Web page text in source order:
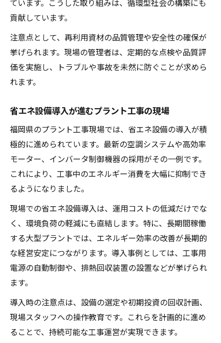
貢献しています。
注意点として、再利用資材の品質管理や安全性の確保が
挙げられます。現場の管理者は、定期的な点検や品質評
価を実施し、トラブルや事故を未然に防ぐことが求めら
れます。
省エネ設備導入が進むプラント工事の現場
福岡県のプラント工事現場では、省エネ設備の導入が積
極的に進められています。最新の空調システムや高効率
モーター、インバータ制御機器の採用がその一例です。
これにより、工事中のエネルギー消費を大幅に抑制でき
るようになりました。
現場での省エネ設備導入は、運用コストの低減だけでな
く、環境負荷の軽減にも直結します。特に、長期間稼働
する大型プラントでは、エネルギー効率の改善が長期的
な経営安定につながります。導入事例としては、工事用
電源の自動制御や、排熱回収装置の設置などが挙げられ
ます。
導入時の注意点は、設備の選定や初期投資の回収計画、
現場スタッフへの操作教育です。これらを計画的に進め
ることで、持続可能な工事運営が実現できます。